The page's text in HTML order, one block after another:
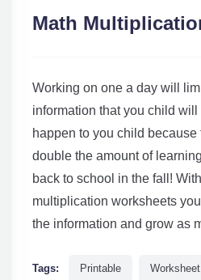
Math
Working on one a day will
information that you child
happen to you child
double the amount of
back to school in the fall!
multiplication worksheets
the information and grow as
Tags: Printable Worksheet